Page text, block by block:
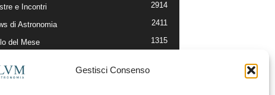
Gestisci Consenso
e Incontri 2914
di Astronomia 2411
del Mese 1315
e Risorse On-Line